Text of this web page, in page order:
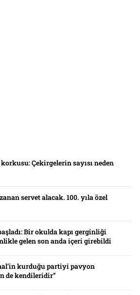
Çekirgelerin sayısı neden
servet alacak. 100. yıla özel
Bir okulda kapı gerginliği
gelen son anda içeri girebildi
kurduğu partiyi pavyon
de kendileridir”